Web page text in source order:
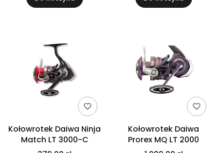
Kołowrotek Daiwa Ninja
Match LT 3000-C
Kołowrotek Daiwa
Prorex MQ LT 2000